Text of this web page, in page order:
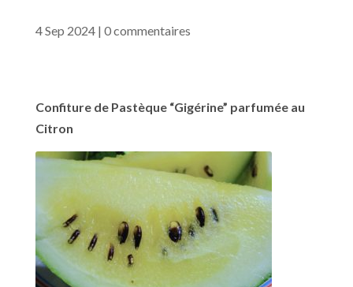
4 Sep 2024| 0 commentaires
Confiture de Pastèque “Gigérine” parfumée au
Citron